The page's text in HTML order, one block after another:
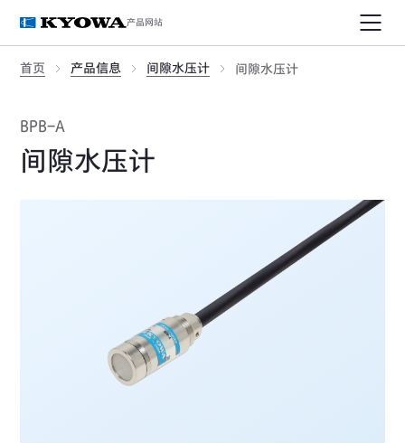
产品网站
首页 产品信息 间隙水压计 间隙水压计
BPB-A
间隙水压计